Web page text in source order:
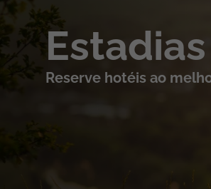
Destinos
Voos
Reserve hotéis ao